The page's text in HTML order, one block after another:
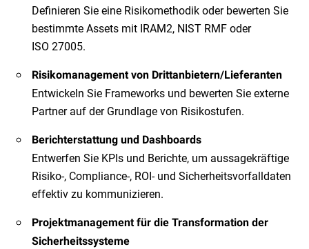
Definieren Sie eine Risikomethodik oder bewerten Sie
bestimmte Assets mit IRAM2, NIST RMF oder
ISO 27005.
Risikomanagement von Drittanbietern/Lieferanten
Entwickeln Sie Frameworks und bewerten Sie externe
Partner auf der Grundlage von Risikostufen.
Berichterstattung und Dashboards
Entwerfen Sie KPIs und Berichte, um aussagekräftige
Risiko-, Compliance-, ROI- und Sicherheitsvorfalldaten
effektiv zu kommunizieren.
Projektmanagement für die Transformation der
Sicherheitssysteme